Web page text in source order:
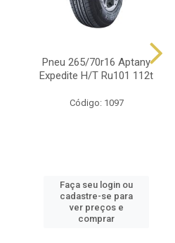
Pneu 265/70r16 Aptany
Expedite H/T Ru101 112t
Código: 1097
Faça seu login ou
cadastre-se para
ver preços e
comprar